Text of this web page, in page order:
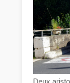
Deux